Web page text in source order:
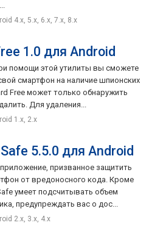
4.x, 5.x, 6.x, 7.x, 8.x
1.0 для Android
помощи этой утилиты вы сможете
смартфон на наличие шпионских
Free может только обнаружить
Для удаления...
1.x, 2.x
5.5.0 для Android
призванное защитить
от вредоносного кода. Кроме
умеет подсчитывать объем
предупреждать вас о дос...
2.x, 3.x, 4.x